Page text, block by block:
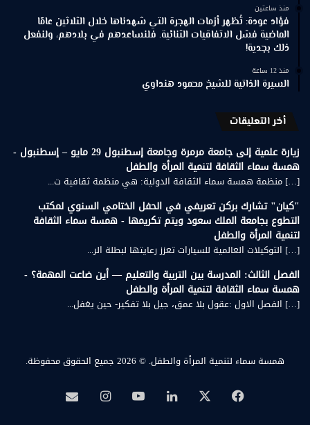
منذ ساعتين
فؤاد عودة: تُظهر أزمات الهجرة التي شهدناها خلال الثلاثين عامًا
الماضية فشل الاتفاقيات الثنائية. فلنساعدهم في بلادهم، ولنفعل
ذلك بجدية!
منذ 12 ساعة
السيرة الذاتية للشيخ محمود هنداوي
أخر التعليقات
زيارة علمية إلى جامعة مرمرة وجامعة إسطنبول 29 مايو – إسطنبول -
همسة سماء الثقافة لتنمية المرأة والطفل
[…] منظمة همسة سماء الثقافة الدولية: هي منظمة ثقافية ت...
"كيان" تشارك بركن تعريفي في الحفل الختامي السنوي لمكتب
التطوع بجامعة الملك سعود ويتم تكريمها - همسة سماء الثقافة
لتنمية المرأة والطفل
[…] التوكيلات العالمية للسيارات تعزز رعايتها لبطلة الر...
الفصل الثالث: المدرسة بين التربية والتعليم — أين ضاعت المهمة؟ -
همسة سماء الثقافة لتنمية المرأة والطفل
[…] الفصل الاول :عقول بلا عمق، جيل بلا تفكير- حين يغفل...
همسة سماء لتنمية المرأة والطفل. © 2026 جميع الحقوق محفوظة.
فيسبوك لينكدإن‫YouTubeانستقرامبريد